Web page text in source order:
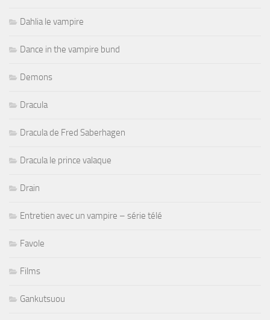
Dahlia le vampire
Dance in the vampire bund
Demons
Dracula
Dracula de Fred Saberhagen
Dracula le prince valaque
Drain
Entretien avec un vampire – série télé
Favole
Films
Gankutsuou